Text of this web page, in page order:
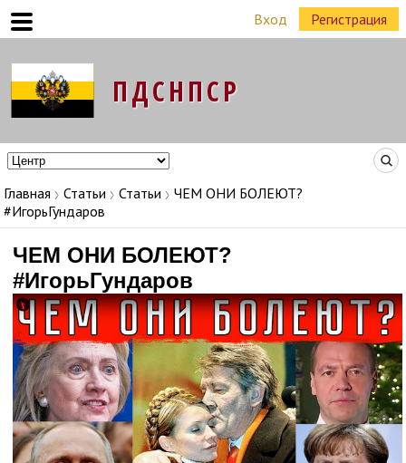
Вход Регистрация
Главная Статьи Статьи
ЧЕМ ОНИ БОЛЕЮТ?
#ИгорьГундаров
ЧЕМ ОНИ БОЛЕЮТ?
#ИгорьГундаров